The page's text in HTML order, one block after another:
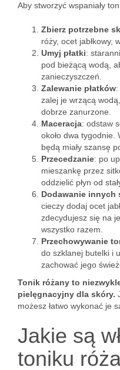
Aby stworzyć wspaniały
Zbierz potrzebne
róży, ocet jabłkowy,
Umyj płatki:
pod bieżącą wodą,
zanieczyszczeń.
Zalewanie płatków
zalej je wrzącą
dobrze zanurzone.
Maceracja: odstaw
około dwa tygodnie.
będą miały szansę
Przecedzanie: po
mieszankę przez
oddzielić płyn od
Dodawanie innych
cieczy dodaj ocet
zdecydujesz się na
wszystko razem.
Przechowywanie
do szklanej butelki i
zachować jego
Tonik różany to
pielęgnacyjny dla skóry.
możesz łatwo wykonać je
Jakie są
toniku